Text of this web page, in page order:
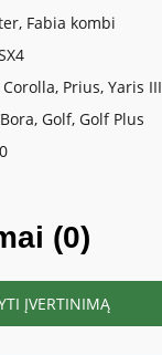
Fabia kombi
Prius, Yaris III
Golf, Golf Plus
(0)
ĮVERTINIMĄ